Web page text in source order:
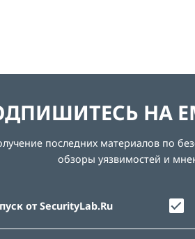
НА
последних материалов по
обзоры уязвимостей и
от SecurityLab.Ru